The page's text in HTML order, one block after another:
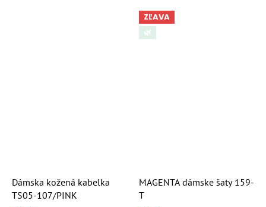
Dámska kožená kabelka
TS05-107/PINK
ZĽAVA
🌿
MAGENTA dámske šaty 159-
T